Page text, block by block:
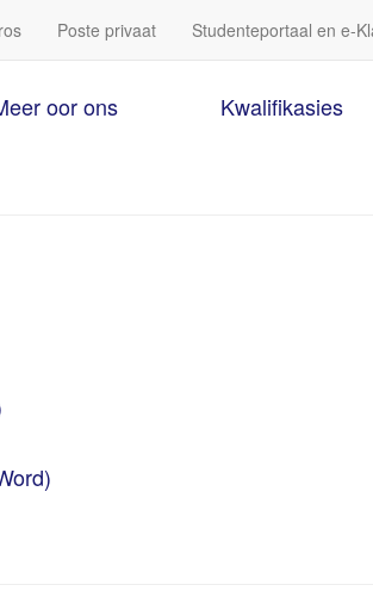
Poste privaat Studenteportaal en e-
oor ons Kwalifikasies